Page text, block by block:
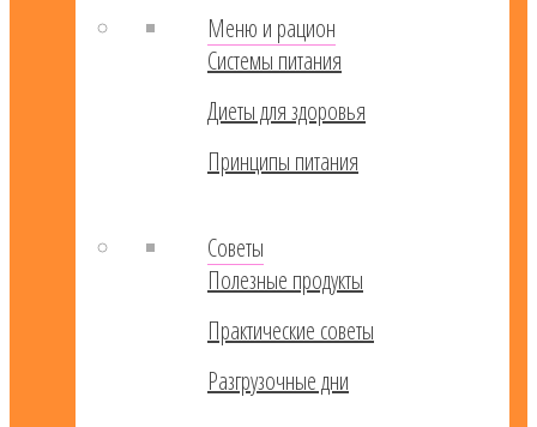
Меню и рацион
Системы питания
Диеты для здоровья
Принципы питания
Советы
Полезные продукты
Практические советы
Разгрузочные дни